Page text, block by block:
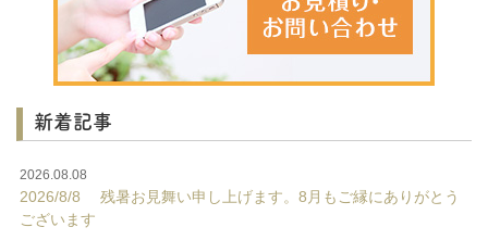
新着記事
2026.08.08
2026/8/8 残暑お見舞い申し上げます。8月もご縁にありがとう
ございます